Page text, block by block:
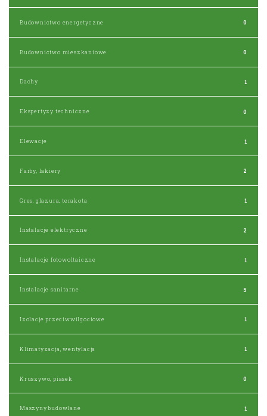
Budownictwo energetyczne 0
Budownictwo mieszkaniowe 0
Dachy 1
Ekspertyzy techniczne 0
Elewacje 1
Farby, lakiery 2
Gres, glazura, terakota 1
Instalacje elektryczne 2
Instalacje fotowoltaiczne 1
Instalacje sanitarne 5
Izolacje przeciwwilgociowe 1
Klimatyzacja, wentylacja 1
Kruszywo, piasek 0
Maszyny budowlane 1